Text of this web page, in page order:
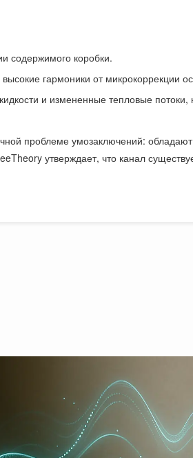
содержимого коробки.
гармоники от микрокоррекции
и измененные тепловые потоки,
проблеме умозаключений:
утверждает, что канал